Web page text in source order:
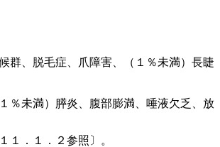
群、脱毛症、爪障害、（１％未満）長睫
％未満）膵炎、腹部膨満、唾液欠乏、放
．１．２参照〕。